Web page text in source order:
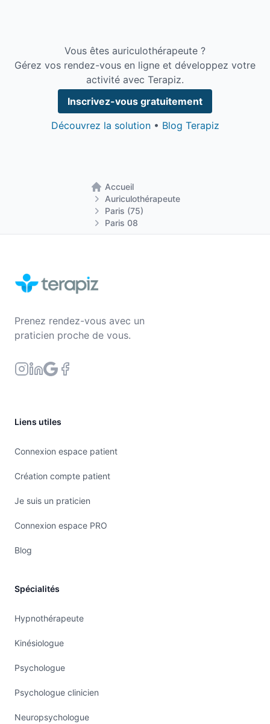
Vous êtes auriculothérapeute ?
Gérez vos rendez-vous en ligne et développez votre
activité avec Terapiz.
Inscrivez-vous gratuitement
Découvrez la solution• Blog Terapiz
Accueil
Retour à la page d'accueil
Auriculothérapeute
Paris (75)
Paris 08
Prenez rendez-vous avec un
praticien proche de vous.
Liens utiles
Connexion espace patient
Création compte patient
Je suis un praticien
Connexion espace PRO
Blog
Spécialités
Hypnothérapeute
Kinésiologue
Psychologue
Psychologue clinicien
Neuropsychologue